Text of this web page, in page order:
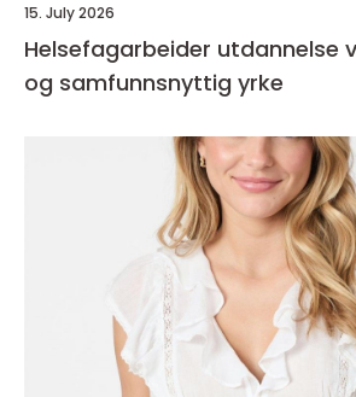
15. July 2026
Helsefagarbeider utdannelse veien til et trygt
og samfunnsnyttig yrke